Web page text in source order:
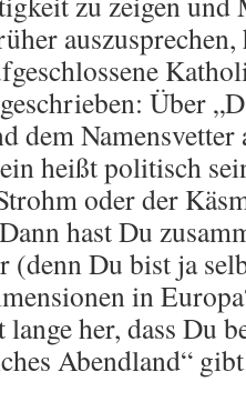
Über
dem
heißt politisch
oder der
hast Du
(denn Du bist ja
in
her, dass Du
Abendland“